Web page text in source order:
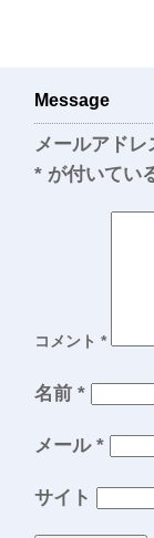
Message
メールアドレ
* が付いてい
コメント *
名前 *
メール *
サイト